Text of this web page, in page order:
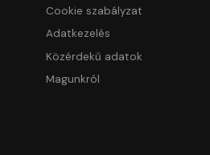
Cookie szabályzat
Adatkezelés
Közérdekű adatok
Magunkról